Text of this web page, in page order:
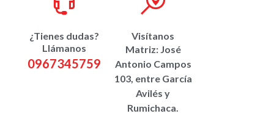
¿Tienes dudas?
Llámanos
0967345759
Visítanos
Matriz: José
Antonio Campos
103, entre García
Avilés y
Rumichaca.